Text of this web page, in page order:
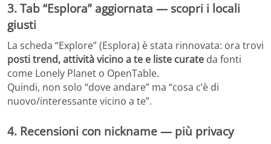
3. Tab “Esplora” aggiornata — scopri i locali
giusti
La scheda “Explore” (Esplora) è stata rinnovata: ora trovi
posti trend, attività vicino a te e liste curate da fonti
come Lonely Planet o OpenTable.
Quindi, non solo “dove andare” ma “cosa c’è di
nuovo/interessante vicino a te”.
4. Recensioni con nickname — più privacy